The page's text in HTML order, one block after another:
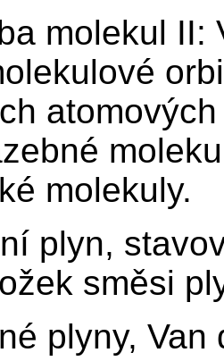
molekul II:
molekuly.
plyn,
směsi
plyny,